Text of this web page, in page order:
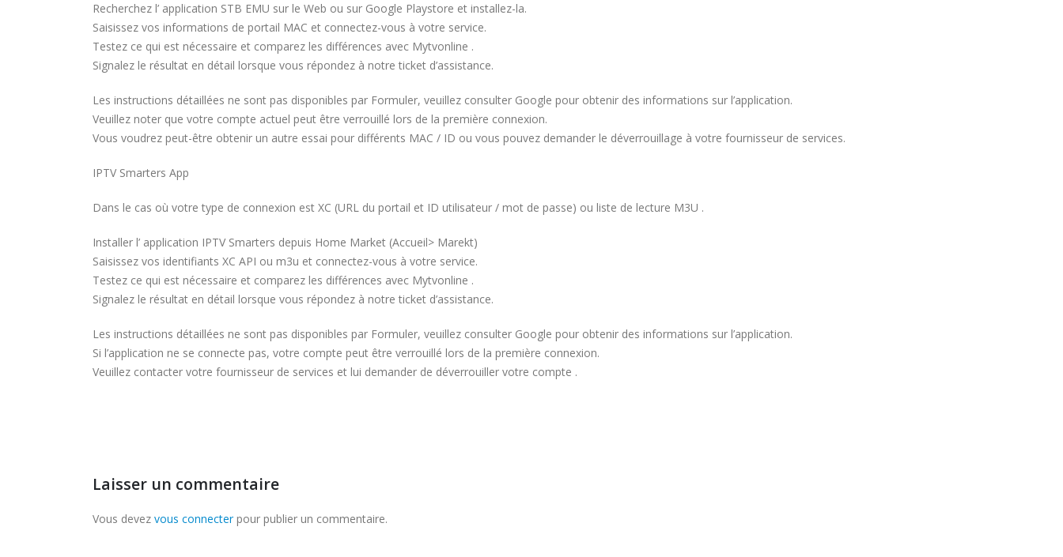
Recherchez l’ application STB EMU sur le Web ou sur Google Playstore et installez-la.
Saisissez vos informations de portail MAC et connectez-vous à votre service.
Testez ce qui est nécessaire et comparez les différences avec Mytvonline .
Signalez le résultat en détail lorsque vous répondez à notre ticket d’assistance.
Les instructions détaillées ne sont pas disponibles par Formuler, veuillez consulter Google pour obtenir des informations sur l’application.
Veuillez noter que votre compte actuel peut être verrouillé lors de la première connexion.
Vous voudrez peut-être obtenir un autre essai pour différents MAC / ID ou vous pouvez demander le déverrouillage à votre fournisseur de services.
IPTV Smarters App
Dans le cas où votre type de connexion est XC (URL du portail et ID utilisateur / mot de passe) ou liste de lecture M3U .
Installer l’ application IPTV Smarters depuis Home Market (Accueil> Marekt)
Saisissez vos identifiants XC API ou m3u et connectez-vous à votre service.
Testez ce qui est nécessaire et comparez les différences avec Mytvonline .
Signalez le résultat en détail lorsque vous répondez à notre ticket d’assistance.
Les instructions détaillées ne sont pas disponibles par Formuler, veuillez consulter Google pour obtenir des informations sur l’application.
Si l’application ne se connecte pas, votre compte peut être verrouillé lors de la première connexion.
Veuillez contacter votre fournisseur de services et lui demander de déverrouiller votre compte .
Laisser un commentaire
Vous devez vous connecterpour publier un commentaire.